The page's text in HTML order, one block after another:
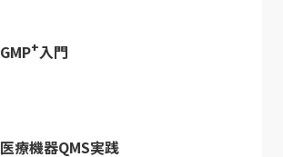
GMP+入門
医療機器QMS実践